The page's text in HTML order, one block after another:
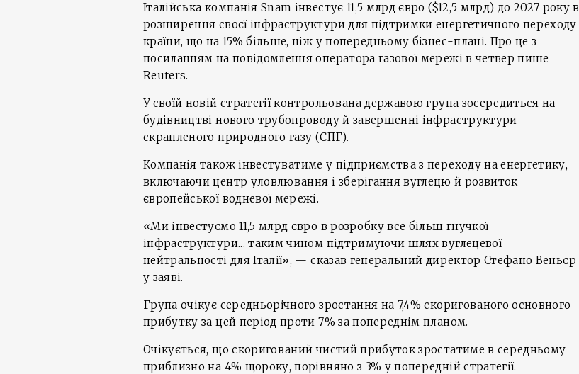
Італійська компанія Snam інвестує 11,5 млрд євро ($12,5 млрд) до 2027 року в
розширення своєї інфраструктури для підтримки енергетичного переходу
країни, що на 15% більше, ніж у попередньому бізнес-плані. Про це з
посиланням на повідомлення оператора газової мережі в четвер пише
Reuters.
У своїй новій стратегії контрольована державою група зосередиться на
будівництві нового трубопроводу й завершенні інфраструктури
скрапленого природного газу (СПГ).
Компанія також інвестуватиме у підприємства з переходу на енергетику,
включаючи центр уловлювання і зберігання вуглецю й розвиток
європейської водневої мережі.
«Ми інвестуємо 11,5 млрд євро в розробку все більш гнучкої
інфраструктури... таким чином підтримуючи шлях вуглецевої
нейтральності для Італії», — сказав генеральний директор Стефано Веньєр
у заяві.
Група очікує середньорічного зростання на 7,4% скоригованого основного
прибутку за цей період проти 7% за попереднім планом.
Очікується, що скоригований чистий прибуток зростатиме в середньому
приблизно на 4% щороку, порівняно з 3% у попередній стратегії.